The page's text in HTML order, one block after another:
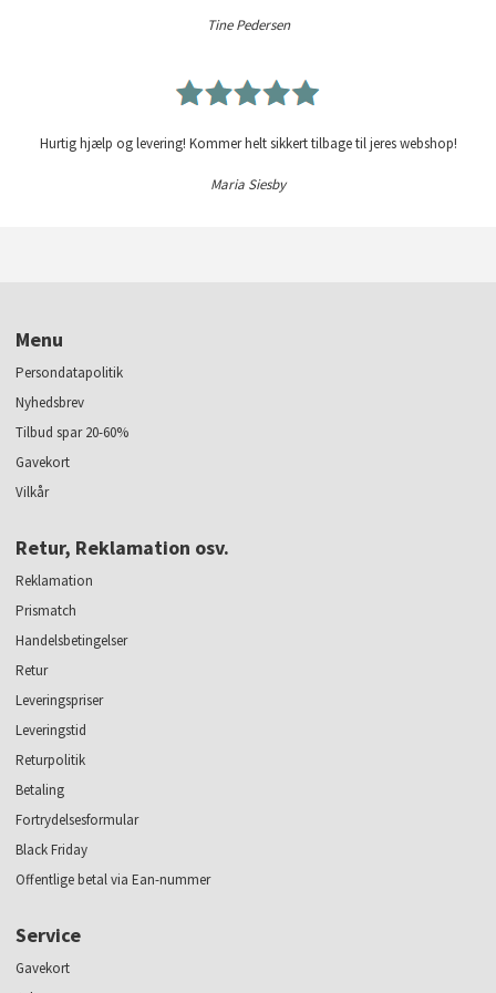
Tine Pedersen
Hurtig hjælp og levering! Kommer helt sikkert tilbage til jeres webshop!
Maria Siesby
Menu
Persondatapolitik
Nyhedsbrev
Tilbud spar 20-60%
Gavekort
Vilkår
Retur, Reklamation osv.
Reklamation
Prismatch
Handelsbetingelser
Retur
Leveringspriser
Leveringstid
Returpolitik
Betaling
Fortrydelsesformular
Black Friday
Offentlige betal via Ean-nummer
Service
Gavekort